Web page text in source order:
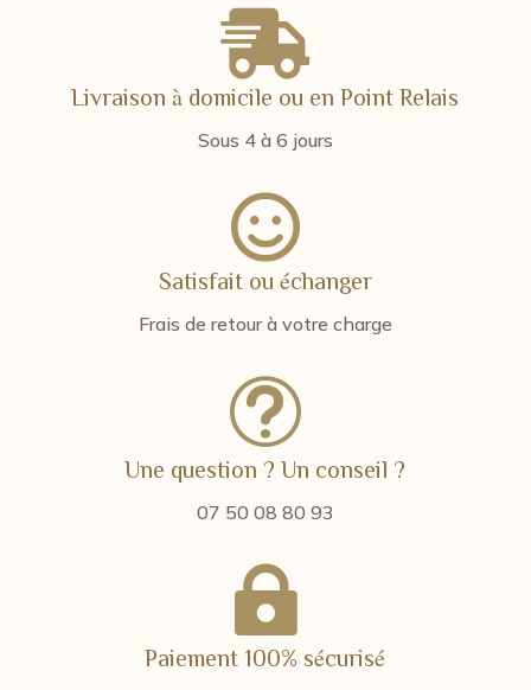

Livraison à domicile ou en Point Relais
Sous 4 à 6 jours

Satisfait ou échanger
Frais de retour à votre charge
t
Une question ? Un conseil ?
07 50 08 80 93

Paiement 100% sécurisé